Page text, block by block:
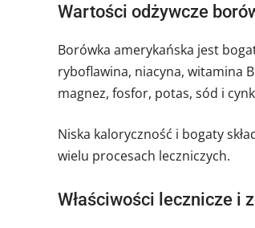
Wartości odżywcze
Borówka amerykańska jest
ryboflawina, niacyna, witamina
magnez, fosfor, potas, sód i
Niska kaloryczność i bogaty
wielu procesach leczniczych.
Właściwości lecznicze i